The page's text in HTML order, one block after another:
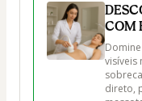
COM
visíveis
direto,